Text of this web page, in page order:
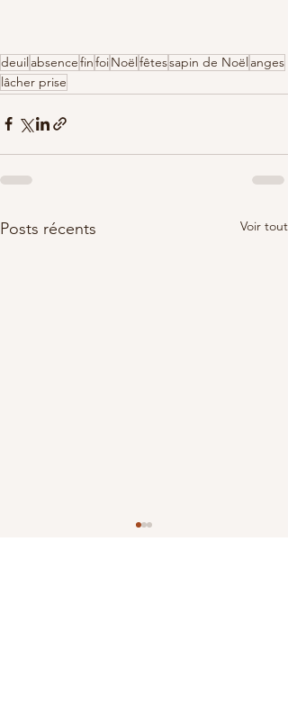
deuil absencefinfoiNoëlfêtessapin de Noël anges
lâcher prise
Posts récents Voir tout